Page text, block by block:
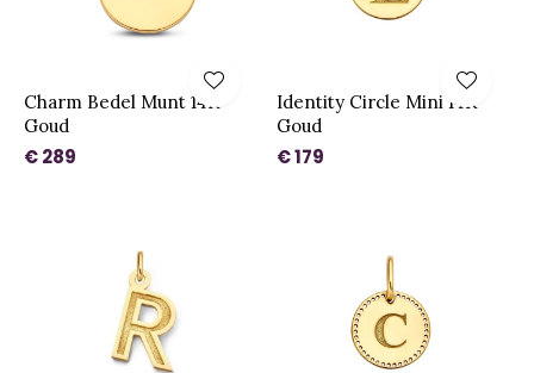
Charm Bedel Munt 14K
Goud
€ 289
Identity Circle Mini 14K
Goud
€ 179